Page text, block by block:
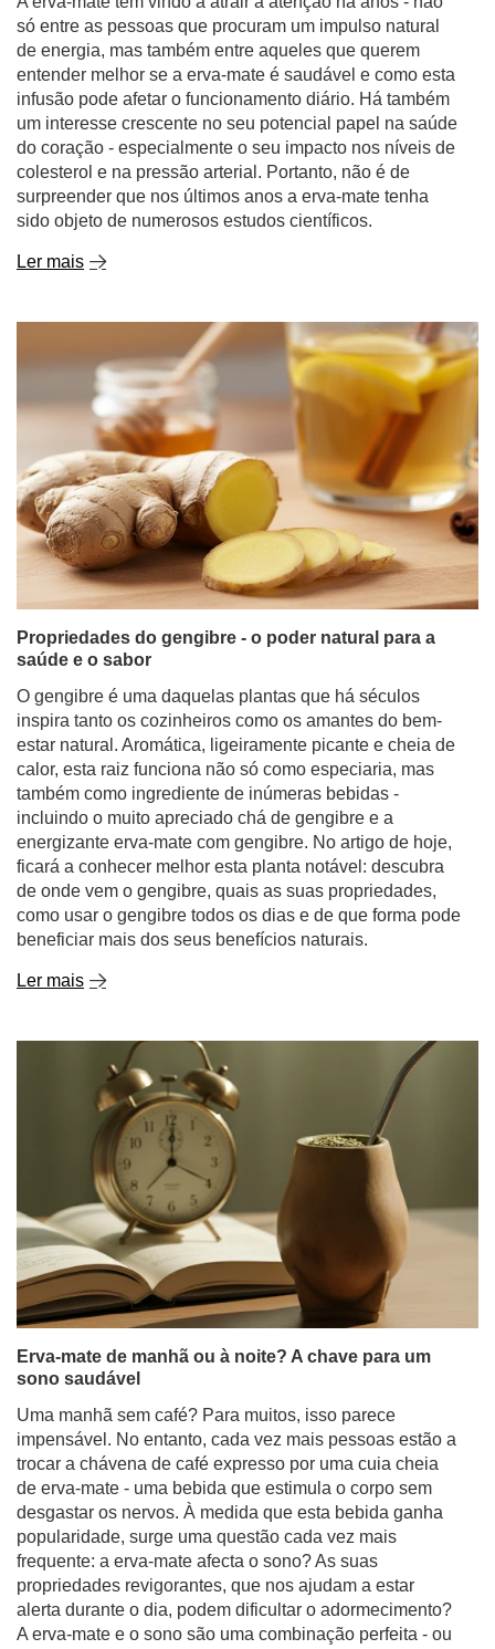
só entre as pessoas que procuram um impulso natural
de energia, mas também entre aqueles que querem
entender melhor se a erva-mate é saudável e como esta
infusão pode afetar o funcionamento diário. Há também
um interesse crescente no seu potencial papel na saúde
do coração - especialmente o seu impacto nos níveis de
colesterol e na pressão arterial. Portanto, não é de
surpreender que nos últimos anos a erva-mate tenha
sido objeto de numerosos estudos científicos.
Ler mais
Propriedades do gengibre - o poder natural para a
saúde e o sabor
O gengibre é uma daquelas plantas que há séculos
inspira tanto os cozinheiros como os amantes do bem-
estar natural. Aromática, ligeiramente picante e cheia de
calor, esta raiz funciona não só como especiaria, mas
também como ingrediente de inúmeras bebidas -
incluindo o muito apreciado chá de gengibre e a
energizante erva-mate com gengibre. No artigo de hoje,
ficará a conhecer melhor esta planta notável: descubra
de onde vem o gengibre, quais as suas propriedades,
como usar o gengibre todos os dias e de que forma pode
beneficiar mais dos seus benefícios naturais.
Ler mais
Erva-mate de manhã ou à noite? A chave para um
sono saudável
Uma manhã sem café? Para muitos, isso parece
impensável. No entanto, cada vez mais pessoas estão a
trocar a chávena de café expresso por uma cuia cheia
de erva-mate - uma bebida que estimula o corpo sem
desgastar os nervos. À medida que esta bebida ganha
popularidade, surge uma questão cada vez mais
frequente: a erva-mate afecta o sono? As suas
propriedades revigorantes, que nos ajudam a estar
alerta durante o dia, podem dificultar o adormecimento?
A erva-mate e o sono são uma combinação perfeita - ou